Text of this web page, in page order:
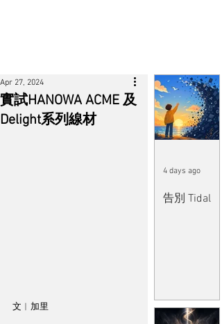
實試HANOWA ACME 及
Delight系列線材
Apr 27, 2024
文︱加里
告別 Tidal
4 days ago